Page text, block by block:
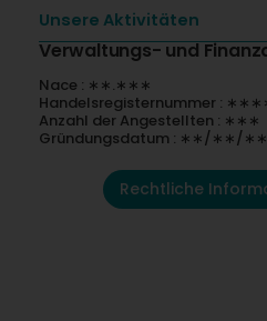
Unsere Aktivitäten
Verwaltungs- und
Nace : ∗∗.∗∗∗
Handelsregisternummer :
Anzahl der Angestellten : ∗∗∗
Gründungsdatum : ∗∗/∗∗/
Rechtliche